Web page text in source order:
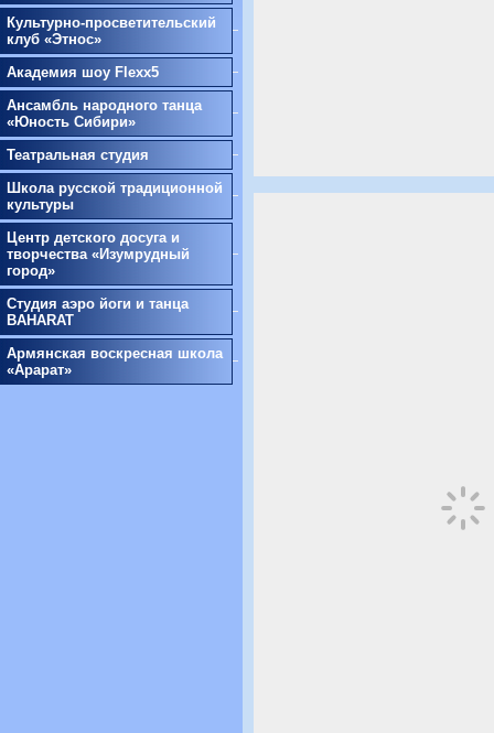
Культурно-просветительский
клуб «Этнос»
Академия шоу Flexx5
Ансамбль народного танца
«Юность Сибири»
Театральная студия
Школа русской традиционной
культуры
Центр детского досуга и
творчества «Изумрудный
город»
Студия аэро йоги и танца
BAHARAT
Армянская воскресная школа
«Арарат»